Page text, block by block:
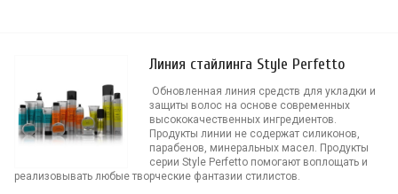
Линия стайлинга Style Perfetto
Обновленная линия средств для укладки и
защиты волос на основе современных
высококачественных ингредиентов.
Продукты линии не содержат силиконов,
парабенов, минеральных масел. Продукты
серии Style Perfetto помогают воплощать и
реализовывать любые творческие фантазии стилистов.